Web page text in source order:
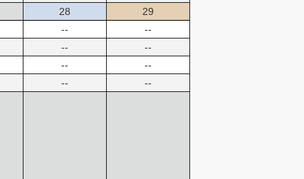
28
--
--
--
--
29
--
--
--
--